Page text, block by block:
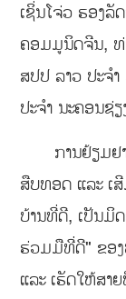
ເຊິ່ນໂຈ່ວ ຮອງລັ
ຄອມມູນິດຈີນ, ທ່
ສປປ ລາວ ປະຈ
ປະຈຳ ນະຄອນຊ່
ການຢ້ຽມ
ສືບທອດ ແລະ ເ
ບ້ານທີ່ດີ, ເປັນມິ
ຮ່ວມມືທີ່ດີ" ຂອງ
ແລະ ເຮັດໃຫ້ສາ